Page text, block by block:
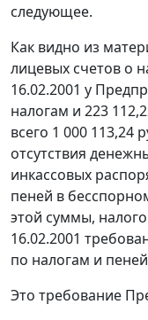
следующее.
Как видно из
лицевых счетов о
16.02.2001 у
налогам и 223
всего 1 000 113,24
отсутствия
инкассовых
пеней в
этой суммы,
16.02.2001
по налогам и
Это требование